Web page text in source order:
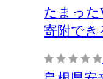
たまった
寄附でき